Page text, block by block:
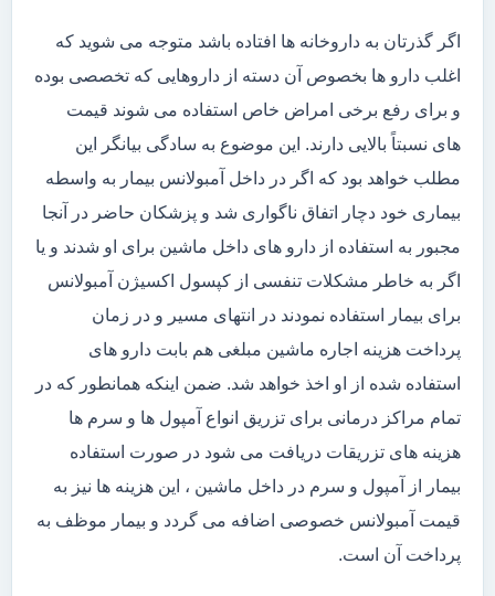
اگر گذرتان به داروخانه ها افتاده باشد متوجه می شوید که
اغلب دارو ها بخصوص آن دسته از داروهایی که تخصصی بوده
و برای رفع برخی امراض خاص استفاده می شوند قیمت
های نسبتاً بالایی دارند. این موضوع به سادگی بیانگر این
مطلب خواهد بود که اگر در داخل آمبولانس بیمار به واسطه
بیماری خود دچار اتفاق ناگواری شد و پزشکان حاضر در آنجا
مجبور به استفاده از دارو های داخل ماشین برای او شدند و یا
اگر به خاطر مشکلات تنفسی از کپسول اکسیژن آمبولانس
برای بیمار استفاده نمودند در انتهای مسیر و در زمان
پرداخت هزینه اجاره ماشین مبلغی هم بابت دارو های
استفاده شده از او اخذ خواهد شد. ضمن اینکه همانطور که در
تمام مراکز درمانی برای تزریق انواع آمپول ها و سرم ها
هزینه های تزریقات دریافت می شود در صورت استفاده
بیمار از آمپول و سرم در داخل ماشین ، این هزینه ها نیز به
قیمت آمبولانس خصوصی اضافه می گردد و بیمار موظف به
پرداخت آن است.